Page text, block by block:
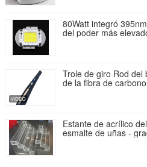
80Watt integró
del poder más
Trole de giro Rod del
de la fibra de
Estante de acrílico
esmalte de uñas -